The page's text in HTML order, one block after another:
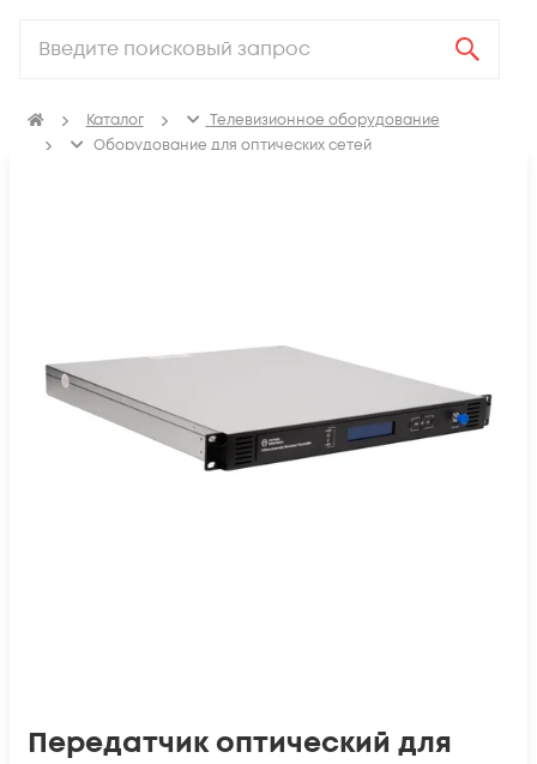
Каталог
Телевизионное оборудование
Оборудование для оптических сетей
Передатчик оптический для